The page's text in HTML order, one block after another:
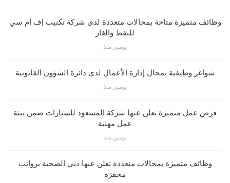
وظائف متميزة متاحة بمجالات متعددة لدى شركة تكنيب إف إم سي
للنفط والغاز
يومين منذ
شواغر وظيفية بمجال إدارة الأعمال لدى دائرة الشؤون القانونية
يومين منذ
فرص عمل متميزة تعلن عنها شركة المسعود للسيارات ضمن بيئة
عمل مهنية
يومين منذ
وظائف متميزة بمجالات متعددة تعلن عنها دبي الصحية برواتب
محفزة